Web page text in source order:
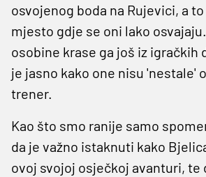
osvojenog boda na Rujevici, a
mjesto gdje se oni lako
osobine krase ga još iz igračkih
je jasno kako one nisu 'nestale'
trener.
Kao što smo ranije samo
da je važno istaknuti kako
ovoj svojoj osječkoj avanturi, te